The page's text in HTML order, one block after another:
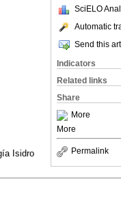
SciELO
Automatic
Send this
Indicators
Related links
Share
More
More
Permalink
Isidro